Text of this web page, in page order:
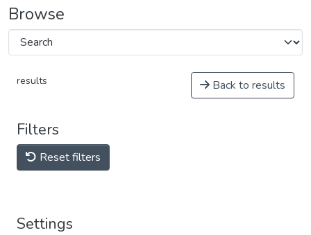
Browse
results Back to results
Filters
Reset filters
Settings